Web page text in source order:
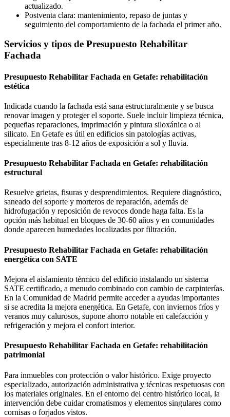
actualizado.
Postventa clara: mantenimiento, repaso de juntas y
seguimiento del comportamiento de la fachada el primer año.
Servicios y tipos de Presupuesto Rehabilitar
Fachada
Presupuesto Rehabilitar Fachada en Getafe: rehabilitación
estética
Indicada cuando la fachada está sana estructuralmente y se busca
renovar imagen y proteger el soporte. Suele incluir limpieza técnica,
pequeñas reparaciones, imprimación y pintura siloxánica o al
silicato. En Getafe es útil en edificios sin patologías activas,
especialmente tras 8-12 años de exposición a sol y lluvia.
Presupuesto Rehabilitar Fachada en Getafe: rehabilitación
estructural
Resuelve grietas, fisuras y desprendimientos. Requiere diagnóstico,
saneado del soporte y morteros de reparación, además de
hidrofugación y reposición de revocos donde haga falta. Es la
opción más habitual en bloques de 30-60 años y en comunidades
donde aparecen humedades localizadas por filtración.
Presupuesto Rehabilitar Fachada en Getafe: rehabilitación
energética con SATE
Mejora el aislamiento térmico del edificio instalando un sistema
SATE certificado, a menudo combinado con cambio de carpinterías.
En la Comunidad de Madrid permite acceder a ayudas importantes
si se acredita la mejora energética. En Getafe, con inviernos fríos y
veranos muy calurosos, supone ahorro notable en calefacción y
refrigeración y mejora el confort interior.
Presupuesto Rehabilitar Fachada en Getafe: rehabilitación
patrimonial
Para inmuebles con protección o valor histórico. Exige proyecto
especializado, autorización administrativa y técnicas respetuosas con
los materiales originales. En el entorno del centro histórico local, la
intervención debe cuidar cromatismos y elementos singulares como
cornisas o forjados vistos.